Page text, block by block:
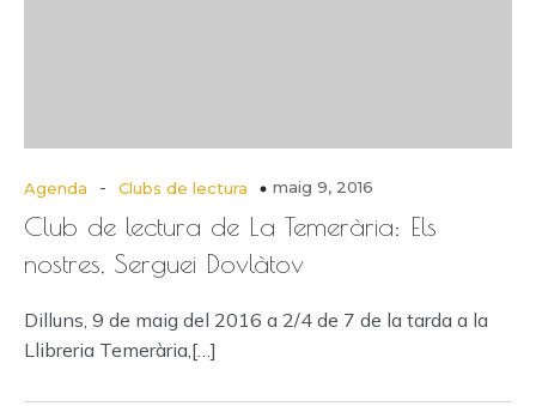
Agenda - Clubs de lectura maig 9, 2016
Club de lectura de La Temerària: Els
nostres, Serguei Dovlàtov
Dilluns, 9 de maig del 2016 a 2/4 de 7 de la tarda a la
Llibreria Temerària,[…]